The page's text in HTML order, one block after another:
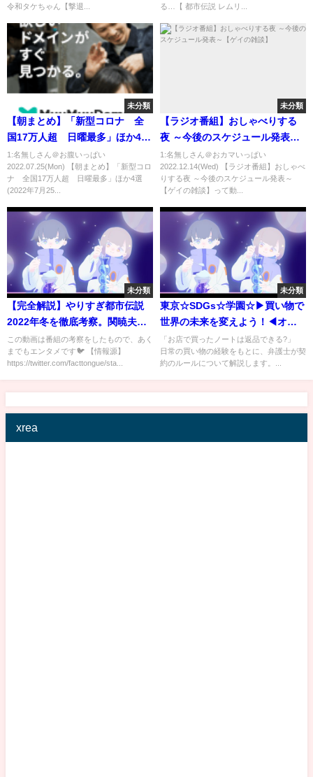
令和タケちゃん【撃退...
る…【 都市伝説 レムリ...
未分類
【朝まとめ】「新型コロナ 全
国17万人超 日曜最多」ほか4選
(2022年7月25日)
1:名無しさん＠お腹いっぱい
2022.07.25(Mon) 【朝まとめ】「新型コロ
ナ 全国17万人超 日曜最多」ほか4選
(2022年7月25...
未分類
【ラジオ番組】おしゃべりする
夜 ～今後のスケジュール発表～
【ゲイの雑談】
1:名無しさん＠おカマいっぱい
2022.12.14(Wed) 【ラジオ番組】おしゃべ
りする夜 ～今後のスケジュール発表～
【ゲイの雑談】って動...
未分類
【完全解説】やりすぎ都市伝説
2022年冬を徹底考察。関暁夫の
警告とは？
この動画は番組の考察をしたもので、あく
までもエンタメです🐦 【情報源】
https://twitter.com/facttongue/sta...
未分類
東京☆SDGs☆学園☆▶買い物で
世界の未来を変えよう！◀オー
プニング＆1時間目「契約ってど
ういうこと？」【字幕版】
「お店で買ったノートは返品できる?」
日常の買い物の経験をもとに、弁護士が契
約のルールについて解説します。...
xrea